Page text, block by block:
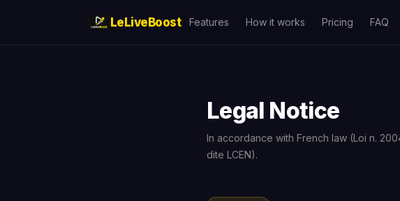
LeLiveBoost Features How it works Pricing FAQ
Legal Notice
In accordance with French law (Loi n.
dite LCEN).